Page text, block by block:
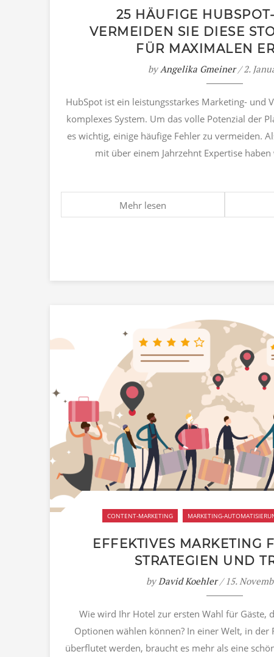
25 HÄUFIGE
VERMEIDEN SIE DIESE
FÜR MAXIMALEN
byAngelika Gmeiner/ 2.
HubSpot ist ein leistungsstarkes Marketing- und
komplexes System. Um das volle Potenzial der
es wichtig, einige häufige Fehler zu vermeiden.
mit über einem Jahrzehnt Expertise
Mehr lesen
CONTENT-MARKETING MARKETING-
EFFEKTIVES MARKETING
STRATEGIEN UND
byDavid Koehler/ 15.
Wie wird Ihr Hotel zur ersten Wahl für Gäste,
Optionen wählen können? In einer Welt, in der
überflutet werden, braucht es mehr als eine